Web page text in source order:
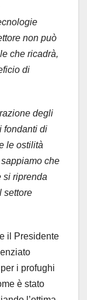
non può
che ricadrà,
di
degli
fondanti di
le ostilità
che
si riprenda
settore
il Presidente
i profughi
è stato